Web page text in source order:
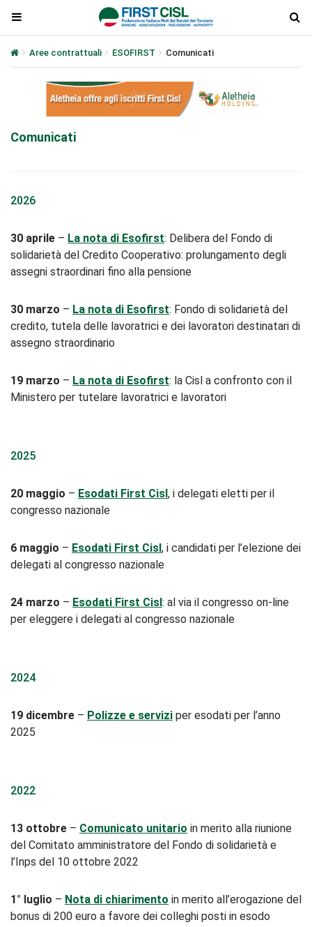
Aree contrattuali ESOFIRST Comunicati
Comunicati
2026
30 aprile – La nota di Esofirst: Delibera del Fondo di
solidarietà del Credito Cooperativo: prolungamento degli
assegni straordinari fino alla pensione
30 marzo – La nota di Esofirst: Fondo di solidarietà del
credito, tutela delle lavoratrici e dei lavoratori destinatari di
assegno straordinario
19 marzo – La nota di Esofirst: la Cisl a confronto con il
Ministero per tutelare lavoratrici e lavoratori
2025
20 maggio – Esodati First Cisl, i delegati eletti per il
congresso nazionale
6 maggio – Esodati First Cisl, i candidati per l’elezione dei
delegati al congresso nazionale
24 marzo – Esodati First Cisl: al via il congresso on-line
per eleggere i delegati al congresso nazionale
2024
19 dicembre – Polizze e servizi per esodati per l’anno
2025
2022
13 ottobre – Comunicato unitario in merito alla riunione
del Comitato amministratore del Fondo di solidarietà e
l’Inps del 10 ottobre 2022
1° luglio – Nota di chiarimento in merito all’erogazione del
bonus di 200 euro a favore dei colleghi posti in esodo